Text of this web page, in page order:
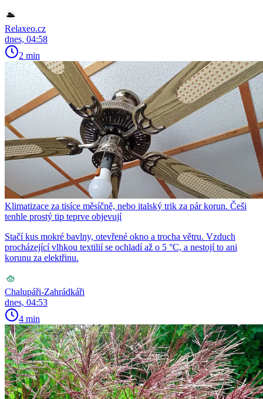
Relaxeo.cz
dnes, 04:58
2 min
Klimatizace za tisíce měsíčně, nebo italský trik za pár korun. Češi
tenhle prostý tip teprve objevují
Stačí kus mokré bavlny, otevřené okno a trocha větru. Vzduch
procházející vlhkou textilií se ochladí až o 5 °C, a nestojí to ani
korunu za elektřinu.
Chalupáři-Zahrádkáři
dnes, 04:53
4 min